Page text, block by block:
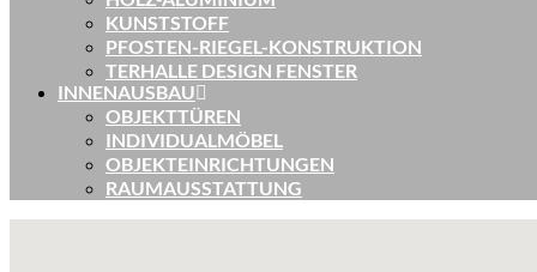
KUNSTSTOFF
PFOSTEN-RIEGEL-KONSTRUKTION
TERHALLE DESIGN FENSTER
INNENAUSBAU
OBJEKTTÜREN
INDIVIDUALMÖBEL
OBJEKTEINRICHTUNGEN
RAUMAUSSTATTUNG